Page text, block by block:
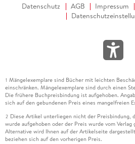
Datenschutz AGB Impressum
1 Mängelexemplare sind Bücher mit leichten
einschränken. Mängelexemplare sind durch einen
Die frühere Buchpreisbindung ist aufgehoben.
sich auf den gebundenen Preis eines mangelfreien
2 Diese Artikel unterliegen nicht der Preisbindung,
wurde aufgehoben oder der Preis wurde vom
Alternative wird Ihnen auf der Artikelseite
beziehen sich auf den vorherigen Preis.